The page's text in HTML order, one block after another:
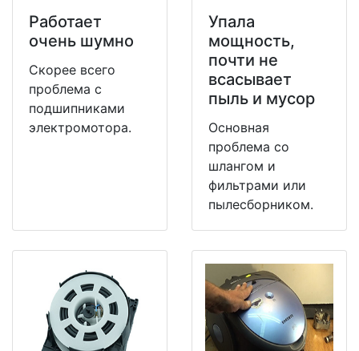
Работает
очень шумно
Скорее всего
проблема с
подшипниками
электромотора.
Упала
мощность,
почти не
всасывает
пыль и мусор
Основная
проблема со
шлангом и
фильтрами или
пылесборником.